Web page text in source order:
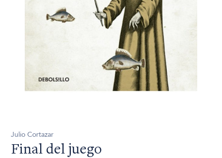
Julio Cortazar
Final del juego